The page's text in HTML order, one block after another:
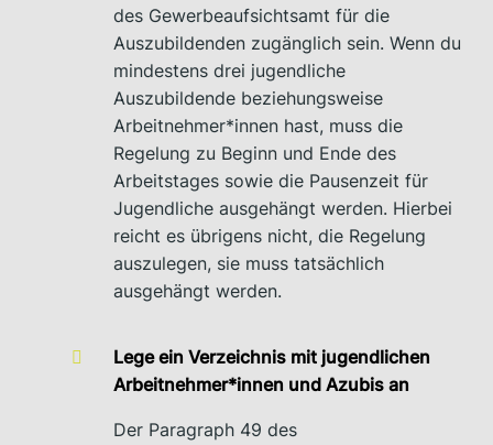
des Gewerbeaufsichtsamt für die
Auszubildenden zugänglich sein. Wenn du
mindestens drei jugendliche
Auszubildende beziehungsweise
Arbeitnehmer*innen hast, muss die
Regelung zu Beginn und Ende des
Arbeitstages sowie die Pausenzeit für
Jugendliche ausgehängt werden. Hierbei
reicht es übrigens nicht, die Regelung
auszulegen, sie muss tatsächlich
ausgehängt werden.
Lege ein Verzeichnis mit jugendlichen
Arbeitnehmer*innen und Azubis an
Der Paragraph 49 des